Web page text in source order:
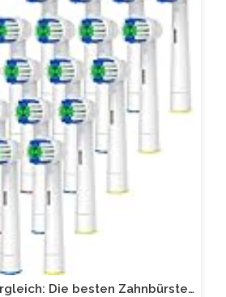
Die besten Zahnbürste…